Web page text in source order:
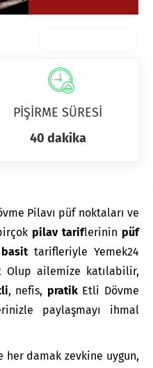
PİŞİRME SÜRESİ
40 dakika
Pilavı püf noktaları ve
pilav tariflerinin püf
basittarifleriyle Yemek24
Olup ailemize katılabilir,
, nefis, pratikEtli Dövme
paylaşmayı ihmal
damak zevkine uygun,